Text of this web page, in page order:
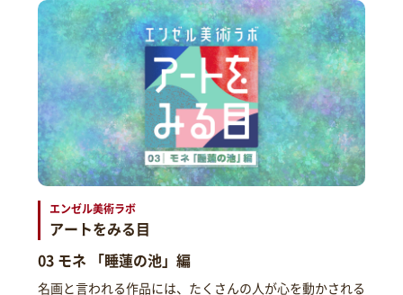
エンゼル美術ラボ
アートをみる目
03 モネ 「睡蓮の池」編
名画と言われる作品には、たくさんの人が心を動かされる